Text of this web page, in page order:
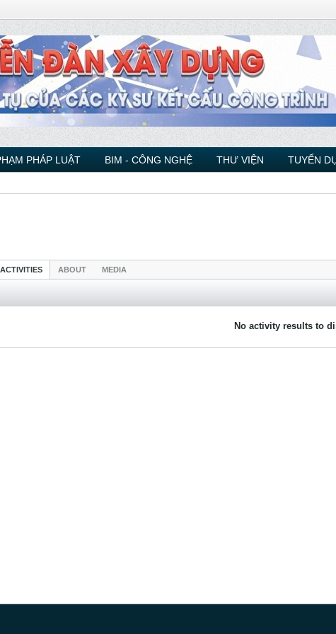
PHÁP LUẬT BIM - CÔNG NGHỆ THƯ VIỆN TUYỂN
ACTIVITIES ABOUT MEDIA
No activity results to